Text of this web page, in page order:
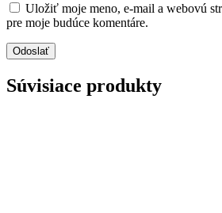
Uložiť moje meno, e-mail a webovú
pre moje budúce komentáre.
Súvisiace produkty